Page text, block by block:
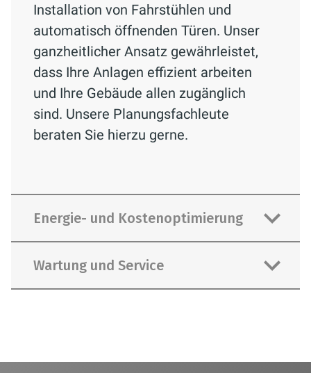
Installation von Fahrstühlen und
automatisch öffnenden Türen. Unser
ganzheitlicher Ansatz gewährleistet,
dass Ihre Anlagen effizient arbeiten
und Ihre Gebäude allen zugänglich
sind. Unsere Planungsfachleute
beraten Sie hierzu gerne.
Energie- und Kostenoptimierung
Wartung und Service